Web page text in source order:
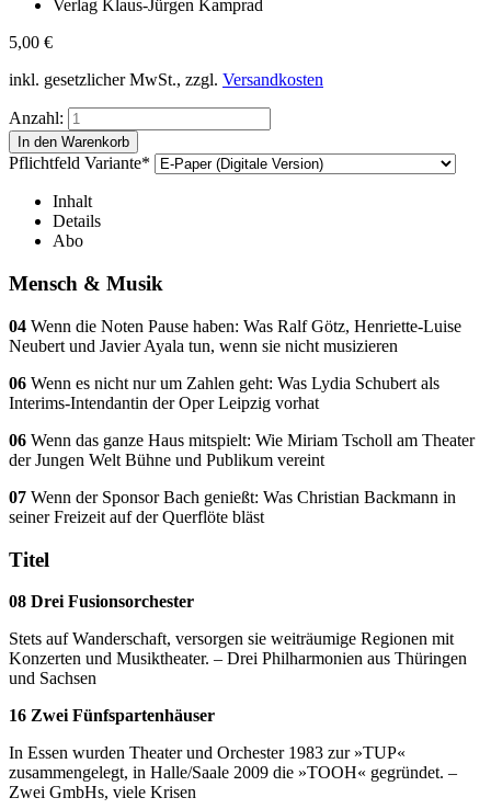
Verlag Klaus-Jürgen Kamprad
5,00 €
inkl. gesetzlicher MwSt., zzgl. Versandkosten
Anzahl:
Pflichtfeld Variante*
Inhalt
Details
Abo
Mensch & Musik
04 Wenn die Noten Pause haben: Was Ralf Götz, Henriette-Luise
Neubert und Javier Ayala tun, wenn sie nicht musizieren
06 Wenn es nicht nur um Zahlen geht: Was Lydia Schubert als
Interims-Intendantin der Oper Leipzig vorhat
06 Wenn das ganze Haus mitspielt: Wie Miriam Tscholl am Theater
der Jungen Welt Bühne und Publikum vereint
07 Wenn der Sponsor Bach genießt: Was Christian Backmann in
seiner Freizeit auf der Querflöte bläst
Titel
08 Drei Fusionsorchester
Stets auf Wanderschaft, versorgen sie weiträumige Regionen mit
Konzerten und Musiktheater. – Drei Philharmonien aus Thüringen
und Sachsen
16 Zwei Fünfspartenhäuser
In Essen wurden Theater und Orchester 1983 zur »TUP«
zusammengelegt, in Halle/Saale 2009 die »TOOH« gegründet. –
Zwei GmbHs, viele Krisen